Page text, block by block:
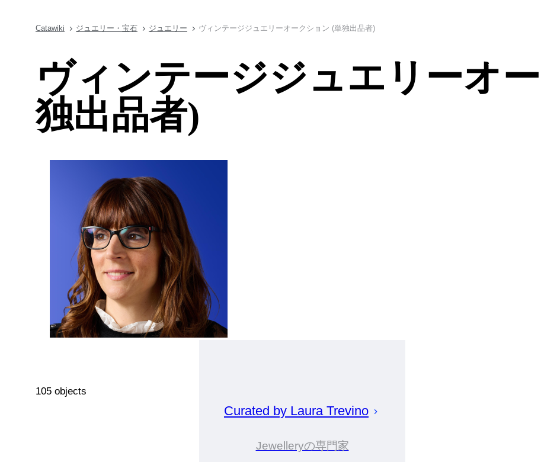
Catawiki ジュエリー・宝石 ジュエリー ヴィンテージジュエリーオークション (単独出品者)
ヴィンテージジュエリーオ
独出品者)
Curated by Laura Trevino
Jewelleryの専門家
105 objects